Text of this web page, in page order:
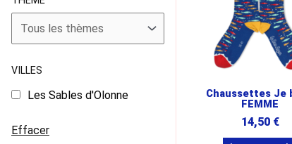
VILLES
Les Sables d'Olonne
Effacer
Chaussettes Je
FEMME
14,50 €